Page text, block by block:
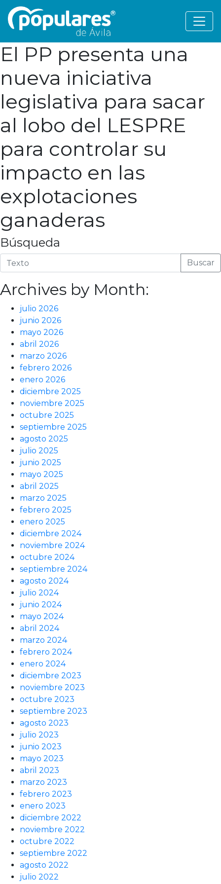
El PP presenta una
nueva iniciativa
legislativa para sacar
al lobo del LESPRE
para controlar su
impacto en las
explotaciones
ganaderas
Búsqueda
Buscar
Archives by Month:
julio 2026
junio 2026
mayo 2026
abril 2026
marzo 2026
febrero 2026
enero 2026
diciembre 2025
noviembre 2025
octubre 2025
septiembre 2025
agosto 2025
julio 2025
junio 2025
mayo 2025
abril 2025
marzo 2025
febrero 2025
enero 2025
diciembre 2024
noviembre 2024
octubre 2024
septiembre 2024
agosto 2024
julio 2024
junio 2024
mayo 2024
abril 2024
marzo 2024
febrero 2024
enero 2024
diciembre 2023
noviembre 2023
octubre 2023
septiembre 2023
agosto 2023
julio 2023
junio 2023
mayo 2023
abril 2023
marzo 2023
febrero 2023
enero 2023
diciembre 2022
noviembre 2022
octubre 2022
septiembre 2022
agosto 2022
julio 2022